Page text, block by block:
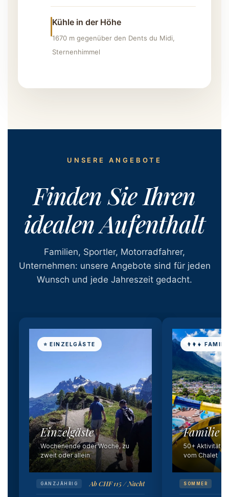
Kühle in der Höhe
1670 m gegenüber den Dents du Midi,
Sternenhimmel
UNSERE ANGEBOTE
Finden Sie Ihren
idealen Aufenthalt
Familien, Sportler, Motorradfahrer,
Unternehmen: unsere Angebote sind für jeden
Wunsch und jede Jahreszeit gedacht.
⭐ EINZELGÄSTE
Einzelgäste
Wochenende oder Woche, zu
zweit oder allein
GANZJÄHRIG Ab CHF 115 / Nacht
👨‍👩‍👧
Familie
50+
vom Chalet
SOMMER